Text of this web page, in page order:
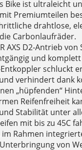
Bike ist ultraleicht
Premiumteilen
drahtlose,
Carbonlaufräder.
AXS D2-Antrieb von
und
schluckt
verhindert dank
„hüpfenden“
Reifenfreiheit
Stabilität unter
mit bis zu 45C
im Rahmen
von